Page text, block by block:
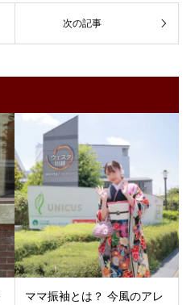
ママ振袖とは？ 今風のアレ